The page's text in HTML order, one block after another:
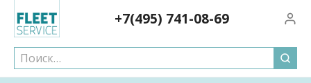
content
+7(495) 741-08-69